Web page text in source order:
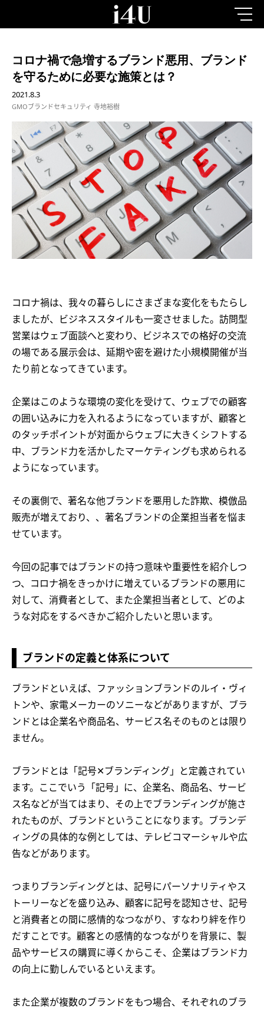
コロナ禍で急増するブランド悪用、ブランド
を守るために必要な施策とは？
2021.8.3
GMOブランドセキュリティ 寺地裕樹
コロナ禍は、我々の暮らしにさまざまな変化をもたらし
ましたが、ビジネススタイルも一変させました。訪問型
営業はウェブ面談へと変わり、ビジネスでの格好の交流
の場である展示会は、延期や密を避けた小規模開催が当
たり前となってきています。
企業はこのような環境の変化を受けて、ウェブでの顧客
の囲い込みに力を入れるようになっていますが、顧客と
のタッチポイントが対面からウェブに大きくシフトする
中、ブランド力を活かしたマーケティングも求められる
ようになっています。
その裏側で、著名な他ブランドを悪用した詐欺、模倣品
販売が増えており、、著名ブランドの企業担当者を悩ま
せています。
今回の記事ではブランドの持つ意味や重要性を紹介しつ
つ、コロナ禍をきっかけに増えているブランドの悪用に
対して、消費者として、また企業担当者として、どのよ
うな対応をするべきかご紹介したいと思います。
ブランドの定義と体系について
ブランドといえば、ファッションブランドのルイ・ヴィ
トンや、家電メーカーのソニーなどがありますが、ブラ
ンドとは企業名や商品名、サービス名そのものとは限り
ません。
ブランドとは「記号✕ブランディング」と定義されてい
ます。ここでいう「記号」に、企業名、商品名、サービ
ス名などが当てはまり、その上でブランディングが施さ
れたものが、ブランドということになります。ブランデ
ィングの具体的な例としては、テレビコマーシャルや広
告などがあります。
つまりブランディングとは、記号にパーソナリティやス
トーリーなどを盛り込み、顧客に記号を認知させ、記号
と消費者との間に感情的なつながり、すなわり絆を作り
だすことです。顧客との感情的なつながりを背景に、製
品やサービスの購買に導くからこそ、企業はブランド力
の向上に勤しんでいるといえます。
また企業が複数のブランドをもつ場合、それぞれのブラ